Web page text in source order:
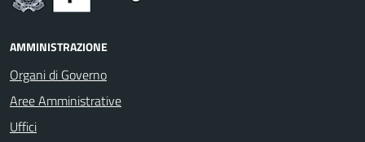
AMMINISTRAZIONE
Organi di Governo
Aree Amministrative
Uffici